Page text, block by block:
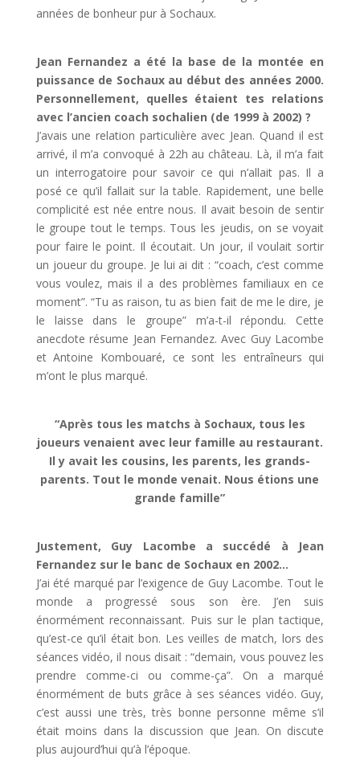
années de bonheur pur à Sochaux.
Jean Fernandez a été la base de la montée en
puissance de Sochaux au début des années 2000.
Personnellement, quelles étaient tes relations
avec l’ancien coach sochalien (de 1999 à 2002) ?
J’avais une relation particulière avec Jean. Quand il est
arrivé, il m’a convoqué à 22h au château. Là, il m’a fait
un interrogatoire pour savoir ce qui n’allait pas. Il a
posé ce qu’il fallait sur la table. Rapidement, une belle
complicité est née entre nous. Il avait besoin de sentir
le groupe tout le temps. Tous les jeudis, on se voyait
pour faire le point. Il écoutait. Un jour, il voulait sortir
un joueur du groupe. Je lui ai dit : “coach, c’est comme
vous voulez, mais il a des problèmes familiaux en ce
moment”. “Tu as raison, tu as bien fait de me le dire, je
le laisse dans le groupe” m’a-t-il répondu. Cette
anecdote résume Jean Fernandez. Avec Guy Lacombe
et Antoine Kombouaré, ce sont les entraîneurs qui
m’ont le plus marqué.
“Après tous les matchs à Sochaux, tous les
joueurs venaient avec leur famille au restaurant.
Il y avait les cousins, les parents, les grands-
parents. Tout le monde venait. Nous étions une
grande famille”
Justement, Guy Lacombe a succédé à Jean
Fernandez sur le banc de Sochaux en 2002…
J’ai été marqué par l’exigence de Guy Lacombe. Tout le
monde a progressé sous son ère. J’en suis
énormément reconnaissant. Puis sur le plan tactique,
qu’est-ce qu’il était bon. Les veilles de match, lors des
séances vidéo, il nous disait : “demain, vous pouvez les
prendre comme-ci ou comme-ça”. On a marqué
énormément de buts grâce à ses séances vidéo. Guy,
c’est aussi une très, très bonne personne même s’il
était moins dans la discussion que Jean. On discute
plus aujourd’hui qu’à l’époque.